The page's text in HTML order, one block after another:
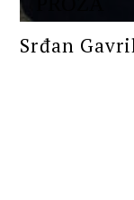
Srđan